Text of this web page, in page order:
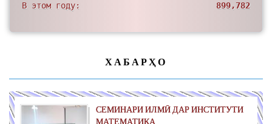
В этом году:
899,782
ХАБАРҲО
СЕМИНАРИ ИЛМӢ ДАР ИНСТИТУТИ
МАТЕМАТИКА